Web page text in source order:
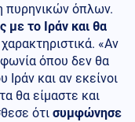
πυρηνικών όπλων.
με το Ιράν και θα
«Αν
όπου δεν θα
και αν εκείνοι
θα είμαστε και
ότι συμφώνησε